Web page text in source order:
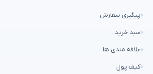
پیگیری سفارش
سبد خرید
علاقه مندی ها
کیف پول